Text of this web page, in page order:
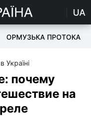
UA
ОРМУЗЬКА ПРОТОКА
Україні
почему
на